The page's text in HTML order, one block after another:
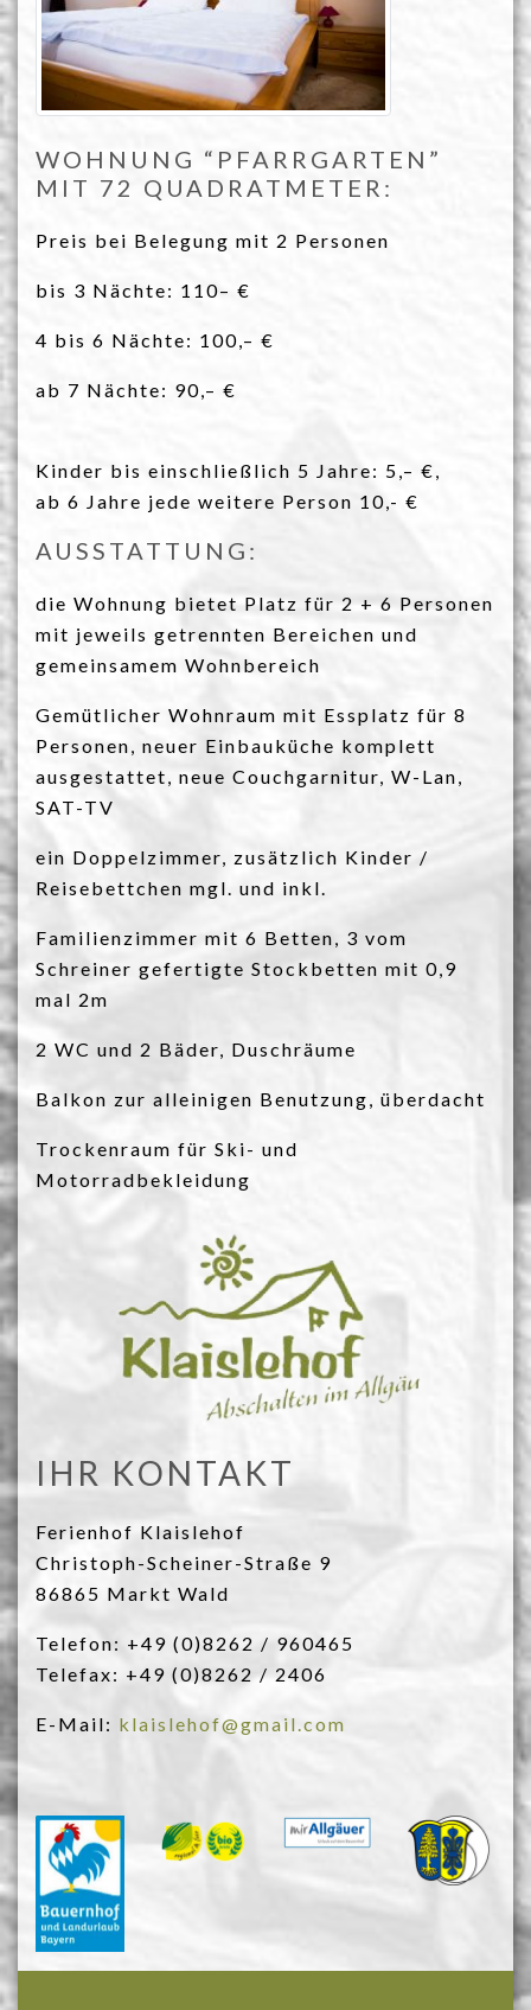
WOHNUNG “PFARRGARTEN”
MIT 72 QUADRATMETER:
Preis bei Belegung mit 2 Personen
bis 3 Nächte: 110– €
4 bis 6 Nächte: 100,– €
ab 7 Nächte: 90,– €
Kinder bis einschließlich 5 Jahre: 5,– €,
ab 6 Jahre jede weitere Person 10,- €
AUSSTATTUNG:
die Wohnung bietet Platz für 2 + 6 Personen
mit jeweils getrennten Bereichen und
gemeinsamem Wohnbereich
Gemütlicher Wohnraum mit Essplatz für 8
Personen, neuer Einbauküche komplett
ausgestattet, neue Couchgarnitur, W-Lan,
SAT-TV
ein Doppelzimmer, zusätzlich Kinder /
Reisebettchen mgl. und inkl.
Familienzimmer mit 6 Betten, 3 vom
Schreiner gefertigte Stockbetten mit 0,9
mal 2m
2 WC und 2 Bäder, Duschräume
Balkon zur alleinigen Benutzung, überdacht
Trockenraum für Ski- und
Motorradbekleidung
IHR KONTAKT
Ferienhof Klaislehof
Christoph-Scheiner-Straße 9
86865 Markt Wald
Telefon: +49 (0)8262 / 960465
Telefax: +49 (0)8262 / 2406
E-Mail: klaislehof@gmail.com